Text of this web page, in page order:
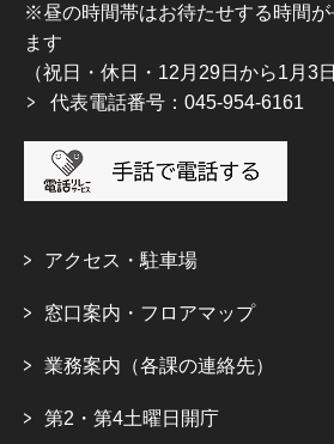
※昼の時間帯はお待たせする時間が
ます
（祝日・休日・12月29日から1月3
代表電話番号：045-954-6161
アクセス・駐車場
窓口案内・フロアマップ
業務案内（各課の連絡先）
第2・第4土曜日開庁